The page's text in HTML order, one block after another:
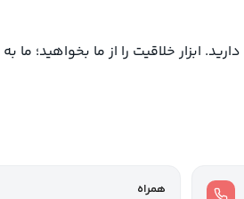
ابزار خلاقیت را از ما بخواهید؛
همراه